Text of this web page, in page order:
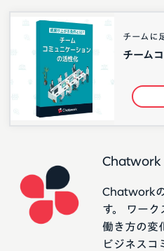
チームに
チーム
Chatwork
Chatwork
す。 ワーク
働き方の変
ビジネスコ